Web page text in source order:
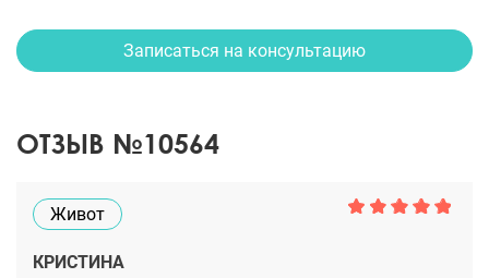
Записаться на консультацию
ОТЗЫВ №10564
Живот
КРИСТИНА